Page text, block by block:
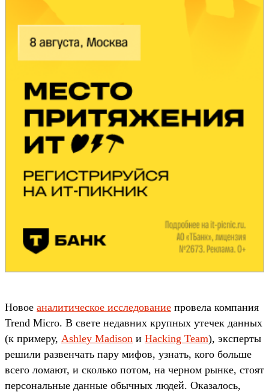
Новое аналитическое исследование провела компания
Trend Micro. В свете недавних крупных утечек данных
(к примеру, Ashley Madison и Hacking Team), эксперты
решили развенчать пару мифов, узнать, кого больше
всего ломают, и сколько потом, на черном рынке, стоят
персональные данные обычных людей. Оказалось,